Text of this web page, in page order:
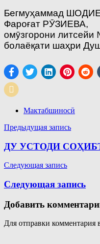
Бегмуҳаммад
Фароғат РӮЗИЕВА,
омӯзгорони
болаёқати шаҳри
Мактабшиносӣ
Навигация
по
записям
Предыдущая запись
ДУ УСТОДИ
Следующая запись
Следующая запись
Добавить
Для отправки комментария